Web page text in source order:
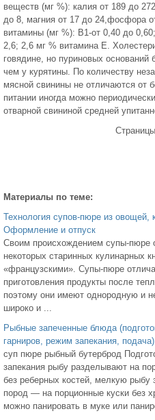
веществ (мг %): калия от 189 до
до 8, магния от 17 до 24,фосфора
витамины (мг %): В1-от 0,40 до
2,6; 2,6 мг % витамина Е.
говядине, но пуриновых
чем у курятины. По количеству
мясной свинины не отличаются от
питании иногда можно
отварной свининой средней
Материалы по теме:
Технология супов-пюре из овощей,
Оформление и отпуск
Своим происхождением супы-пюре
некоторых старинных кулинарных
«французскими». Супы-пюре
приготовления продукты после
поэтому они имеют однородную и
широко и ...
Рыбные запеченные блюда
гарниров, режим запекания, подача)
суп пюре рыбный бутерброд
запекания рыбу разделывают на
без реберных костей, мелкую рыбу
пород — на порционные куски без
можно панировать в муке или